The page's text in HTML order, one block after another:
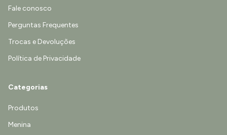
Fale conosco
Perguntas Frequentes
Trocas e Devoluções
Política de Privacidade
Categorias
Produtos
Menina